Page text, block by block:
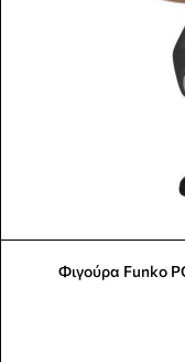
Φιγούρα Funko